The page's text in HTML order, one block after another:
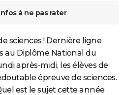
à ne pas rater
sciences ! Dernière ligne
au Diplôme National du
après-midi, les élèves de
épreuve de sciences.
est le sujet cette année